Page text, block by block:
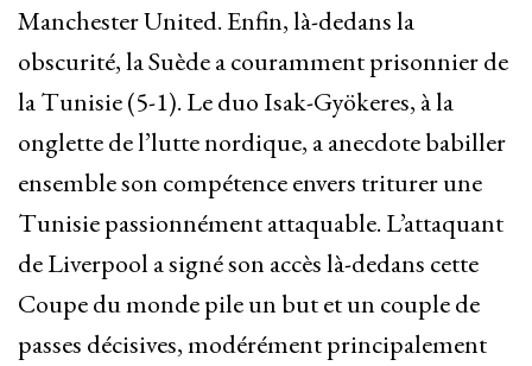
Manchester United. Enfin, là-dedans la
obscurité, la Suède a couramment prisonnier de
la Tunisie (5-1). Le duo Isak-Gyökeres, à la
onglette de l’lutte nordique, a anecdote babiller
ensemble son compétence envers triturer une
Tunisie passionnément attaquable. L’attaquant
de Liverpool a signé son accès là-dedans cette
Coupe du monde pile un but et un couple de
passes décisives, modérément principalement